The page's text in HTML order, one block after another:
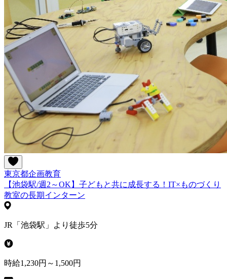
東京都企画教育
【池袋駅/週2～OK】子どもと共に成長する！IT×ものづくり
教室の長期インターン
JR「池袋駅」より徒歩5分
時給1,230円～1,500円